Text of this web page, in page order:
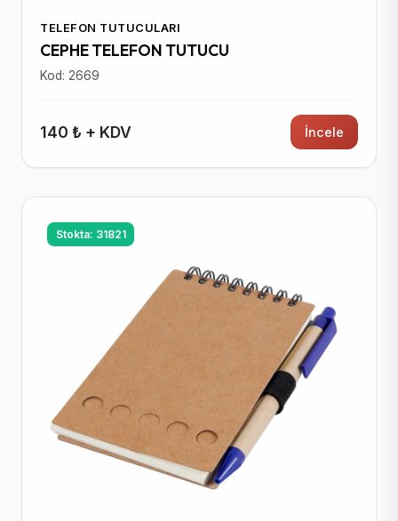
TELEFON TUTUCULARI
CEPHE TELEFON TUTUCU
Kod: 2669
140 ₺ + KDV İncele
Stokta: 31821